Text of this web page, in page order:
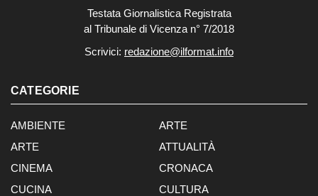
Testata Giornalistica Registrata
al Tribunale di Vicenza n° 7/2018
Scrivici: redazione@ilformat.info
CATEGORIE
AMBIENTE
ARTE
ARTE
ATTUALITÀ
CINEMA
CRONACA
CUCINA
CULTURA